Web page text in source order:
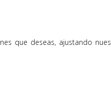
que deseas, ajustando